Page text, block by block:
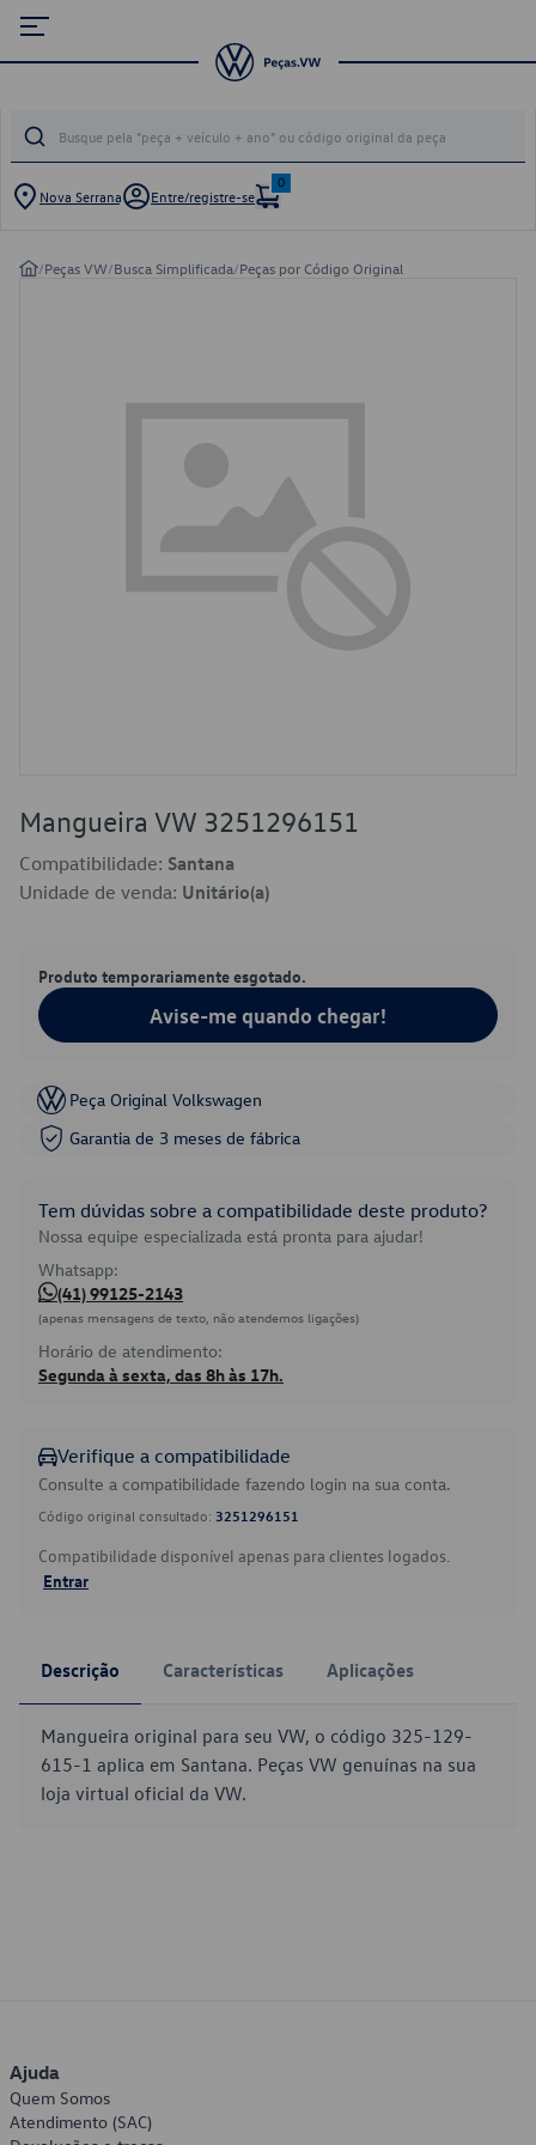
Nova Serrana Entre/registre-se
0
/Peças VW/Busca Simplificada/Peças por Código Original
Mangueira VW 3251296151
Compatibilidade: Santana
Unidade de venda: Unitário(a)
Produto temporariamente esgotado.
Avise-me quando chegar!
Peça Original Volkswagen
Garantia de 3 meses de fábrica
Tem dúvidas sobre a compatibilidade deste produto?
Nossa equipe especializada está pronta para ajudar!
Whatsapp:
(41) 99125-2143
(apenas mensagens de texto, não atendemos ligações)
Horário de atendimento:
Segunda à sexta, das 8h às 17h.
Verifique a compatibilidade
Consulte a compatibilidade fazendo login na sua conta.
Código original consultado: 3251296151
Compatibilidade disponível apenas para clientes logados.
Entrar
Descrição Características Aplicações
Mangueira original para seu VW, o código 325-129-
615-1 aplica em Santana. Peças VW genuínas na sua
loja virtual oficial da VW.
Ajuda
Quem Somos
Atendimento (SAC)